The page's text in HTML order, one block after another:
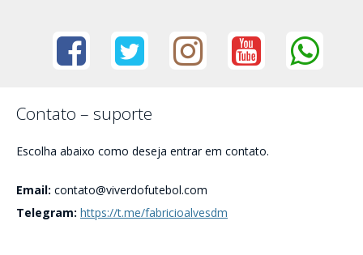
Contato – suporte
Escolha abaixo como deseja entrar em contato.
Email: contato@viverdofutebol.com
Telegram: https://t.me/fabricioalvesdm